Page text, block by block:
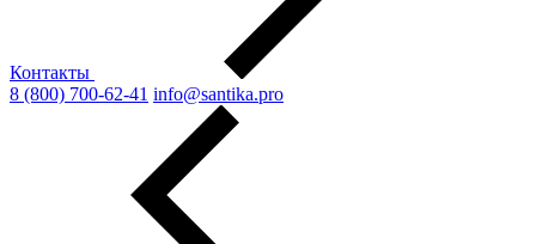
Контакты
8 (800) 700-62-41 info@santika.pro